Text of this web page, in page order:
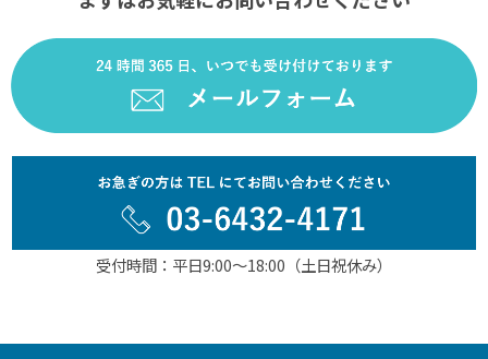
受付時間：平日9:00～18:00（土日祝休み）